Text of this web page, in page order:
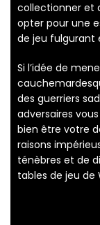
collectionner et
opter pour une
de jeu fulgurant
Si l’idée de
des guerriers
adversaires vous
bien être votre
raisons
ténèbres et de
tables de jeu de